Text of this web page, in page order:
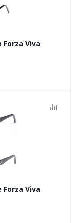
Viva
Viva